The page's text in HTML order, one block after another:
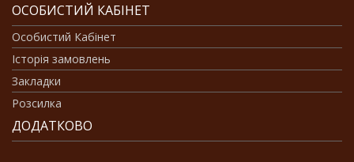
ОСОБИСТИЙ КАБІНЕТ
Особистий Кабінет
Історія замовлень
Закладки
Розсилка
ДОДАТКОВО